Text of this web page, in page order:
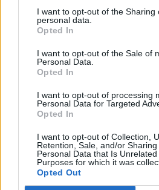
I want to opt-out of the Sharing
personal data.
Opted In
I want to opt-out of the Sale of
Personal Data.
Opted In
I want to opt-out of processing
Personal Data for Targeted
Opted In
I want to opt-out of Collection,
Retention, Sale, and/or
Personal Data that Is
Purposes for which it was
Opted Out
SHOWBIZ
Αντώνης Φουρλής: «Η